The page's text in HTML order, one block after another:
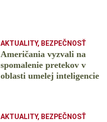
AKTUALITY, BEZPEČNOSŤ
Američania vyzvali na
spomalenie pretekov v
oblasti umelej inteligencie
AKTUALITY, BEZPEČNOSŤ